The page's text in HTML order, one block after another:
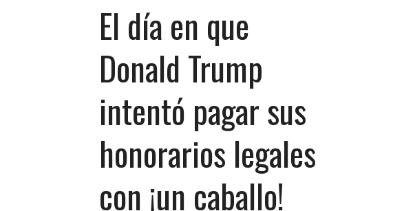
El día en que
Donald Trump
intentó pagar sus
honorarios legales
con ¡un caballo!